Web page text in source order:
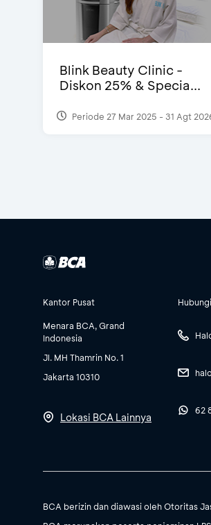
Blink Beauty Clinic -
Diskon 25% & Specia...
Periode 27 Mar 2025 - 31 Agt
Kantor Pusat
Menara BCA, Grand
Indonesia
Jl. MH Thamrin No. 1
Jakarta 10310
Lokasi BCA Lainnya
62
BCA berizin dan diawasi oleh Otoritas